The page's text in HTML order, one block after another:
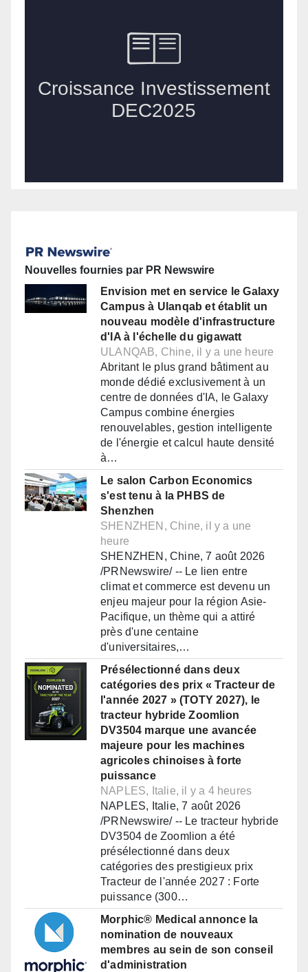
Nouvelles fournies par PR Newswire
Envision met en service le Galaxy
Campus à Ulanqab et établit un
nouveau modèle d'infrastructure
d'IA à l'échelle du gigawatt
ULANQAB, Chine, il y a une heure
Abritant le plus grand bâtiment au
monde dédié exclusivement à un
centre de données d'IA, le Galaxy
Campus combine énergies
renouvelables, gestion intelligente
de l'énergie et calcul haute densité
à…
Le salon Carbon Economics
s'est tenu à la PHBS de
Shenzhen
SHENZHEN, Chine, il y a une
heure
SHENZHEN, Chine, 7 août 2026
/PRNewswire/ -- Le lien entre
climat et commerce est devenu un
enjeu majeur pour la région Asie-
Pacifique, un thème qui a attiré
près d'une centaine
d'universitaires,…
Présélectionné dans deux
catégories des prix « Tracteur de
l'année 2027 » (TOTY 2027), le
tracteur hybride Zoomlion
DV3504 marque une avancée
majeure pour les machines
agricoles chinoises à forte
puissance
NAPLES, Italie, il y a 4 heures
NAPLES, Italie, 7 août 2026
/PRNewswire/ -- Le tracteur hybride
DV3504 de Zoomlion a été
présélectionné dans deux
catégories des prestigieux prix
Tracteur de l'année 2027 : Forte
puissance (300…
Morphic® Medical annonce la
nomination de nouveaux
membres au sein de son conseil
d'administration